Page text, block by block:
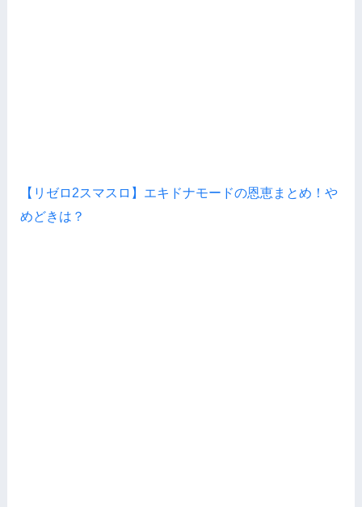
【リゼロ2スマスロ】エキドナモードの恩恵まとめ！や
めどきは？